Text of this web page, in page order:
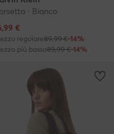
· Bianco
attuale
€
regolare89,99 €-14%
più basso89,99 €-14%